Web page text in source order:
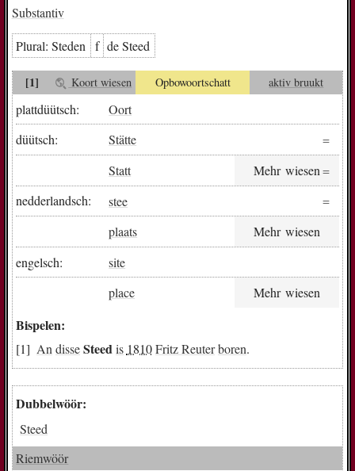
Substantiv
Plural:Ste­den f de Steed
[1] Koort wiesen Opbowoortschatt aktiv bruukt
plattdüütsch:
Oort
düütsch:
Stätte
Statt
Mehr wiesen
nedderlandsch:
stee
plaats
Mehr wiesen
engelsch:
site
place
Mehr wiesen
Bispelen:
An disseSteedis 1810Fritz Reuterboren.
Dubbelwöör:
Steed
Riemwöör